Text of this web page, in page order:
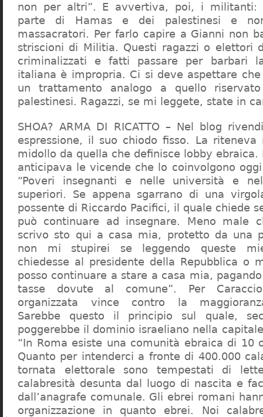
non per altri”. E avvertiva, poi, i militanti:
parte di Hamas e dei palestinesi e
massacratori. Per farlo capire a Gianni non
striscioni di Militia. Questi ragazzi o elettori
criminalizzati e fatti passare per barbari
italiana è impropria. Ci si deve aspettare
un trattamento analogo a quello
palestinesi. Ragazzi, se mi leggete, state in
SHOA? ARMA DI RICATTO – Nel blog
espressione, il suo chiodo fisso. La
midollo da quella che definisce lobby ebraica.
anticipava le vicende che lo coinvolgono
“Poveri insegnanti e nelle università e
superiori. Se appena sgarrano di una
possente di Riccardo Pacifici, il quale chiede
può continuare ad insegnare. Meno male
scrivo sto qui a casa mia, protetto da una
non mi stupirei se leggendo queste
chiedesse al presidente della Repubblica o
posso continuare a stare a casa mia,
tasse dovute al comune”. Per
organizzata vince contro la
Sarebbe questo il principio sul quale,
poggerebbe il dominio israeliano nella
“In Roma esiste una comunità ebraica di 10
Quanto per intenderci a fronte di 400.000
tornata elettorale sono tempestati di
calabresità desunta dal luogo di nascita e
dall’anagrafe comunale. Gli ebrei romani
organizzazione in quanto ebrei. Noi